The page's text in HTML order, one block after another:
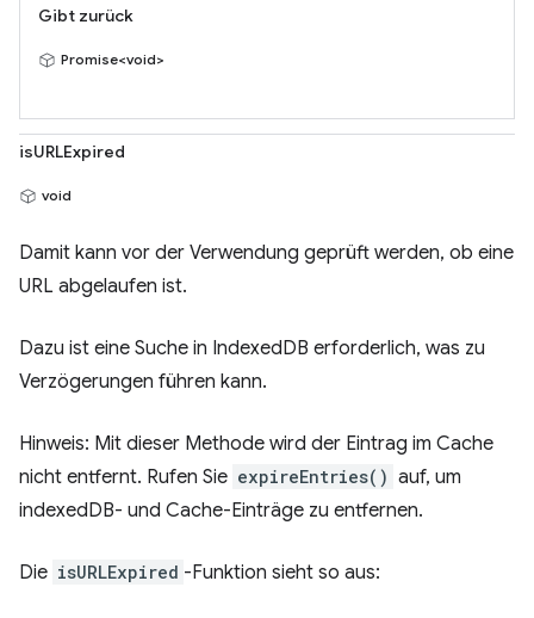
Gibt zurück
Promise<void>
isURLExpired
void
Damit kann vor der Verwendung geprüft werden, ob eine
URL abgelaufen ist.
Dazu ist eine Suche in IndexedDB erforderlich, was zu
Verzögerungen führen kann.
Hinweis: Mit dieser Methode wird der Eintrag im Cache
nicht entfernt. Rufen Sie expireEntries() auf, um
indexedDB- und Cache-Einträge zu entfernen.
Die isURLExpired -Funktion sieht so aus: